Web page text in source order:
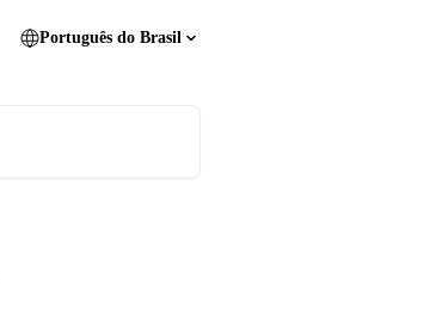
Português do Brasil